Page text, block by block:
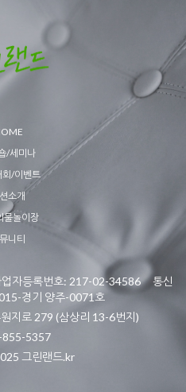
/세미나
회/이벤트
소개
놀이장
니티
자등록번호: 217-02-34586 통신
경기 양주-0071호
지로 279 (삼상리 13-6번지)
855-5357
그린랜드.kr